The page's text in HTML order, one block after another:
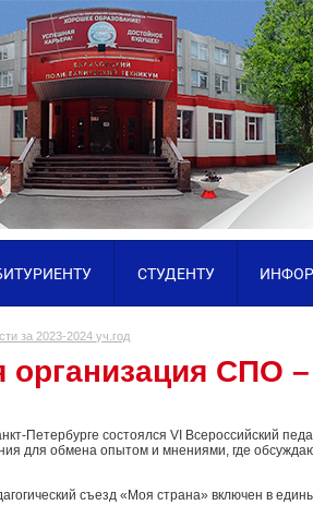
СТУДЕНТУ
за 2023-2024 уч.год
СПО –
Петербурге состоялся VI Всероссийский
для обмена опытом и мнениями, где
съезд «Моя страна» включен в